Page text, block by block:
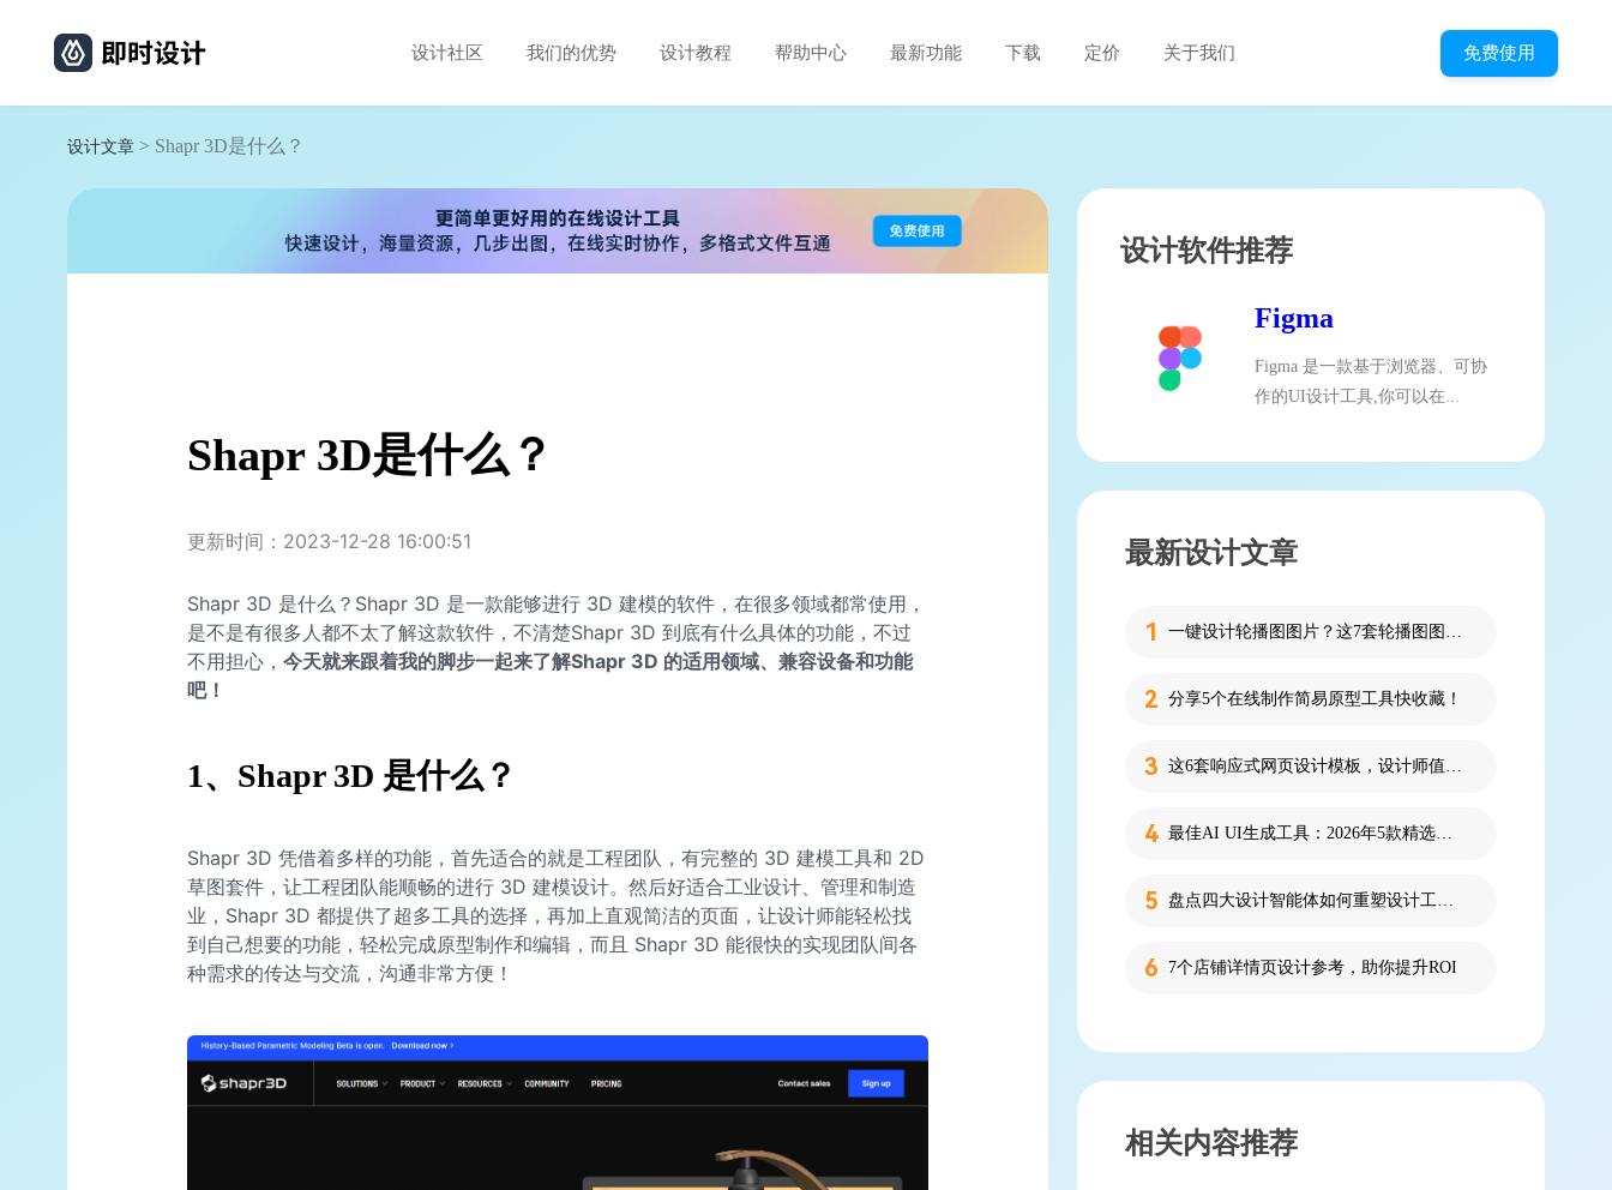
设计社区 我们的优势 设计教程 帮助中心 最新功能 下载 定价 关于我们 免费使用
设计文章 > Shapr 3D是什么？
Shapr 3D是什么？
更新时间：2023-12-28 16:00:51
Shapr 3D 是什么？Shapr 3D 是一款能够进行 3D 建模的软件，在很多领域都常使用，
是不是有很多人都不太了解这款软件，不清楚Shapr 3D 到底有什么具体的功能，不过
不用担心， 今天就来跟着我的脚步一起来了解Shapr 3D 的适用领域、兼容设备和功能
吧！
1、Shapr 3D 是什么？
Shapr 3D 凭借着多样的功能，首先适合的就是工程团队，有完整的 3D 建模工具和 2D
草图套件，让工程团队能顺畅的进行 3D 建模设计。然后好适合工业设计、管理和制造
业，Shapr 3D 都提供了超多工具的选择，再加上直观简洁的页面，让设计师能轻松找
到自己想要的功能，轻松完成原型制作和编辑，而且 Shapr 3D 能很快的实现团队间各
种需求的传达与交流，沟通非常方便！
设计软件推荐
Figma
Figma 是一款基于浏览器、可协
作的UI设计工具,你可以在...
最新设计文章
一键设计轮播图图片？这7套轮播图图片资源快收藏！
分享5个在线制作简易原型工具快收藏！
这6套响应式网页设计模板，设计师值得收藏！
最佳AI UI生成工具：2026年5款精选，新手零代码快速制作界面
盘点四大设计智能体如何重塑设计工作流
7个店铺详情页设计参考，助你提升ROI
相关内容推荐